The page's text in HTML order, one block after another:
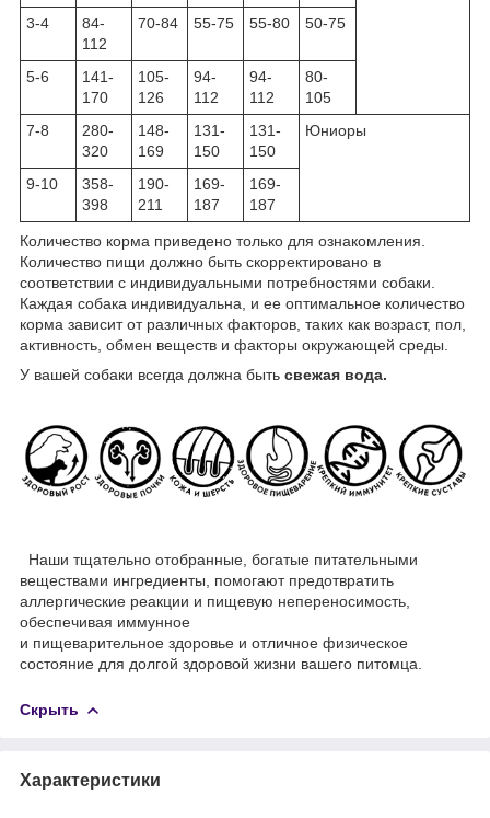
3-4
84-
112
70-84 55-75 55-80 50-75
5-6
141-
170
105-
126
94-
112
94-
112
80-
105
7-8
280-
320
148-
169
131-
150
131-
150
Юниоры
9-10
358-
398
190-
211
169-
187
169-
187
Количество корма приведено только для ознакомления.
Количество пищи должно быть скорректировано в
соответствии с индивидуальными потребностями собаки.
Каждая собака индивидуальна, и ее оптимальное количество
корма зависит от различных факторов, таких как возраст, пол,
активность, обмен веществ и факторы окружающей среды.
У вашей собаки всегда должна быть свежая вода.
Наши тщательно отобранные, богатые питательными
веществами ингредиенты, помогают предотвратить
аллергические реакции и пищевую непереносимость,
обеспечивая иммунное
и пищеварительное здоровье и отличное физическое
состояние для долгой здоровой жизни вашего питомца.
Скрыть
Характеристики